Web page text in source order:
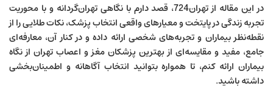
در این مقاله ازتهران724
، قصد دارم با نگاهی تهران‌گردانه و با محوریت
تجربه زندگی در پایتخت و معیارهای واقعی انتخاب پزشک، نکات طلایی را از
نقطه‌نظر بیماران و تجربه‌های شخصی ارائه داده و در کنار آن، معارفه‌ای
جامع، مفید و مقایسه‌ای از بهترین پزشکان مغز و اعصاب تهران از نگاه
بیماران ارائه کنم، تا همواره بتوانید انتخاب آگاهانه و اطمینان‌بخشی
داشته باشید.